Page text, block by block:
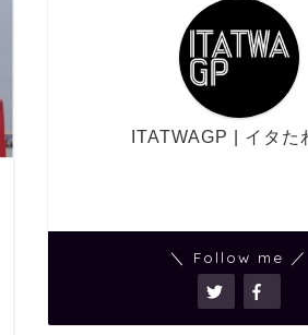
ITATWAGP | イタた
＼ Follow me ／